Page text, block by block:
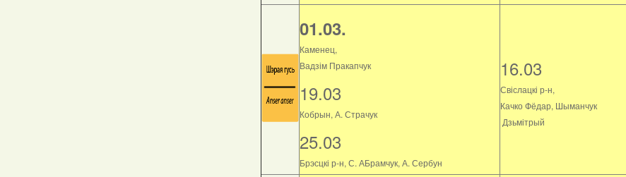
01.03.
Каменец,
Вадзім Пракапчук
19.03
Кобрын, А. Страчук
25.03
Брэсцкі р-н, С. АБрамчук, А. Сербун
16.03
Свіслацкі р-н,
Качко Фёдар, Шыманчук
Дзьмітрый